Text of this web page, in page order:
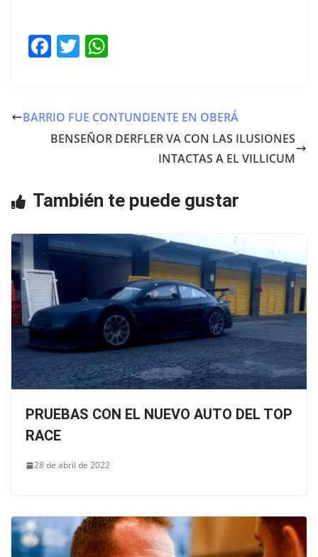
F
e
b
k
T
er s
A
BARRIO FUE CONTUNDENTE EN OBERÁ
BENSEÑOR DERFLER VA CON LAS ILUSIONES
INTACTAS A EL VILLICUM
También te puede gustar
PRUEBAS CON EL NUEVO AUTO DEL TOP
RACE
28 de abril de 2022